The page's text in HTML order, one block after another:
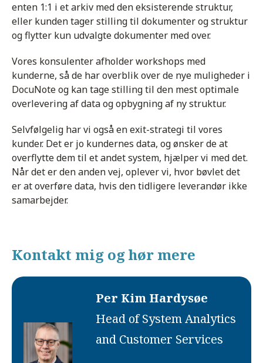
enten 1:1 i et arkiv med den eksisterende struktur,
eller kunden tager stilling til dokumenter og struktur
og flytter kun udvalgte dokumenter med over.
Vores konsulenter afholder workshops med
kunderne, så de har overblik over de nye muligheder i
DocuNote og kan tage stilling til den mest optimale
overlevering af data og opbygning af ny struktur.
Selvfølgelig har vi også en exit-strategi til vores
kunder. Det er jo kundernes data, og ønsker de at
overflytte dem til et andet system, hjælper vi med det.
Når det er den anden vej, oplever vi, hvor bøvlet det
er at overføre data, hvis den tidligere leverandør ikke
samarbejder.
Kontakt mig og hør mere
Per Kim Hardysøe
Head of System Analytics
and Customer Services